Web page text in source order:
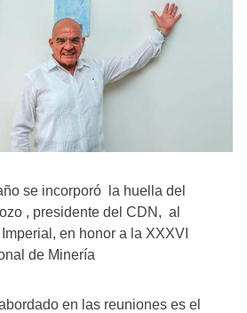
se incorporó la huella del
, presidente del CDN, al
en honor a la XXXVI
de Minería
en las reuniones es el